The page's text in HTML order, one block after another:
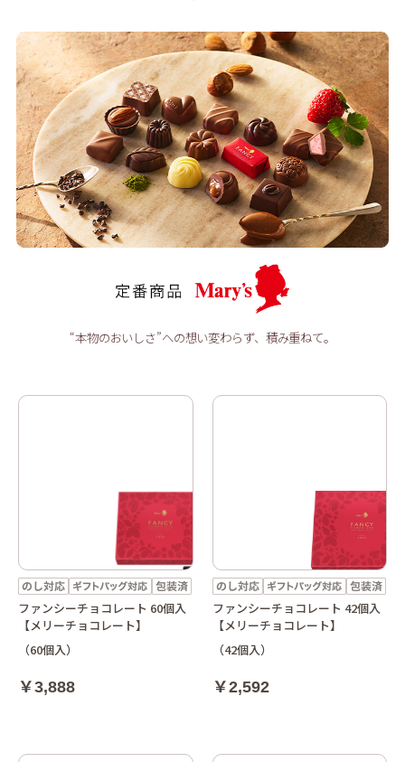
“本物のおいしさ”への想い変わらず、積み重ねて。
ファンシーチョコレート 60個入
【メリーチョコレート】
（60個入）
￥3,888
ファンシーチョコレート 42個入
【メリーチョコレート】
（42個入）
￥2,592